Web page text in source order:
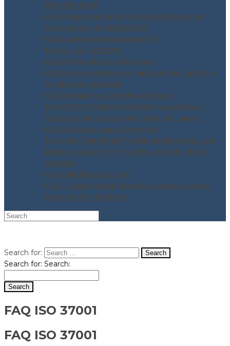
REGIONI 2025
FAQ Aggiornamento Antincendio nuovo
Decreto DM 01-02/09/2021
FAQ campi elettromagnetici
FAQ D.Lgs 231/2001
FAQ Formazione a Distanza
FAQ Movimentazione manuale dei carichi e
movimenti ripetitivi
FAQ Radiazioni Ottiche Artificiali
FAQ TESTO UNICO 81/2028 in materia di
Salute e Sicurezza nei Luoghi di Lavoro
FAQ Stress Lavoro Correlato
FAQ SISTEMI DI GESTIONE AMBIENTALE UNI
EN ISO 14001 TUTTO QUELLO CHE C’È DA
SAPERE
FAQ UNI EN ISO 37001
FAQ – Valutazione Rischio incendio nuovo
Decreto DM 03/06/21
Search for:
Search for: Search:
FAQ ISO 37001
FAQ ISO 37001